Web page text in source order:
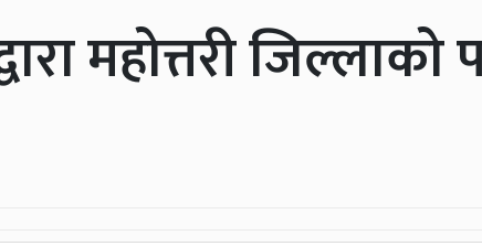
महोत्तरी